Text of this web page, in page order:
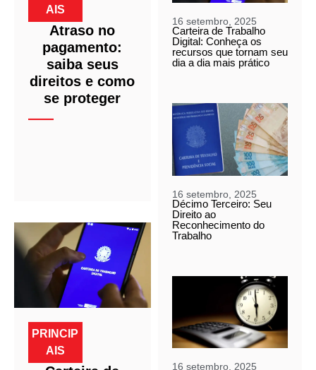
AIS
Atraso no
pagamento:
saiba seus
direitos e como
se proteger
PRINCIP
AIS
16 setembro, 2025
Carteira de Trabalho
Digital: Conheça os
recursos que tornam seu
dia a dia mais prático
16 setembro, 2025
Décimo Terceiro: Seu
Direito ao
Reconhecimento do
Trabalho
16 setembro, 2025